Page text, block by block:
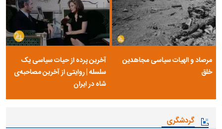
مرصاد و الهیات سیاسی مجاهدین
خلق
آخرین پرده از حیات سیاسی یک
سلسله | روایتی از آخرین مصاحبه‌ی
شاه در ایران
گردشگری